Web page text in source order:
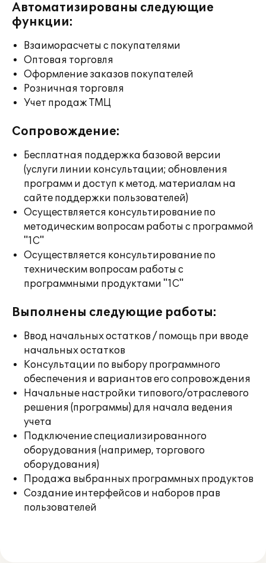
Автоматизированы следующие
функции:
Взаиморасчеты с покупателями
Оптовая торговля
Оформление заказов покупателей
Розничная торговля
Учет продаж ТМЦ
Сопровождение:
Бесплатная поддержка базовой версии
(услуги линии консультации; обновления
программ и доступ к метод. материалам на
сайте поддержки пользователей)
Осуществляется консультирование по
методическим вопросам работы с программой
"1С"
Осуществляется консультирование по
техническим вопросам работы с
программными продуктами "1С"
Выполнены следующие работы:
Ввод начальных остатков / помощь при вводе
начальных остатков
Консультации по выбору программного
обеспечения и вариантов его сопровождения
Начальные настройки типового/отраслевого
решения (программы) для начала ведения
учета
Подключение специализированного
оборудования (например, торгового
оборудования)
Продажа выбранных программных продуктов
Создание интерфейсов и наборов прав
пользователей